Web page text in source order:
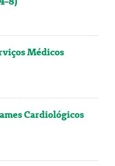
Médicos
Cardiológicos